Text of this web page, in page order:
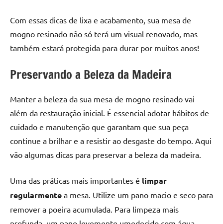
Com essas dicas de lixa e acabamento, sua mesa de
mogno resinado não só terá um visual renovado, mas
também estará protegida para durar por muitos anos!
Preservando a Beleza da Madeira
Manter a beleza da sua mesa de mogno resinado vai
além da restauração inicial. É essencial adotar hábitos de
cuidado e manutenção que garantam que sua peça
continue a brilhar e a resistir ao desgaste do tempo. Aqui
vão algumas dicas para preservar a beleza da madeira.
Uma das práticas mais importantes é limpar
regularmente a mesa. Utilize um pano macio e seco para
remover a poeira acumulada. Para limpeza mais